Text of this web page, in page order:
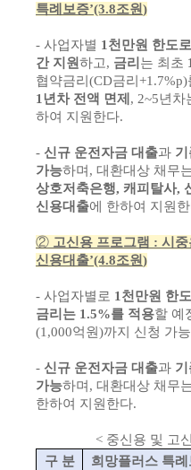
특례보증’(3.8조원)
- 사업자별 1천만원 한도
간 지원하고, 금리 는 최초
협약금리(CD금리
1년차 전액 면제 , 2~5년
하여 지원한다.
- 신규 운전자금 대출과
가능하며, 대환대상 채무
상호저축은행, 캐피탈사,
신용대출에 한하여 지원
② 고신용 프로그램 : 시중
신용대출’(4.8조원)
- 사업자별로 1천만원 한도
금리는 1.5%를 적용할 예
(1,000억원)까지 신청 가
- 신규 운전자금 대출과
가능하며, 대환대상 채무
한하여 지원한다.
< 중신용 및 고
구 분
희망플러스 특